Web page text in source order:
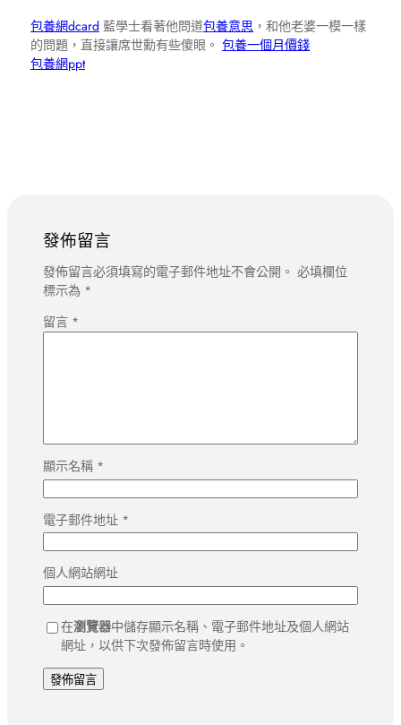
包養網dcard 藍學士看著他問道包養意思 ，和他老婆一模一樣
的問題，直接讓席世勳有些傻眼。 包養一個月價錢
包養網ppt
發佈留言
發佈留言必須填寫的電子郵件地址不會公開。 必填欄位
標示為 *
留言 *
顯示名稱 *
電子郵件地址 *
個人網站網址
在瀏覽器中儲存顯示名稱、電子郵件地址及個人網站
網址，以供下次發佈留言時使用。